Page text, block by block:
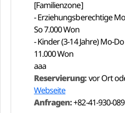
[Familienzone]
- Erziehungsberechtige
So 7.000 Won
- Kinder (3-14 Jahre) Mo-
11.000 Won
aaa
Reservierung:vor Ort
Webseite
Anfragen:+82-41-930-